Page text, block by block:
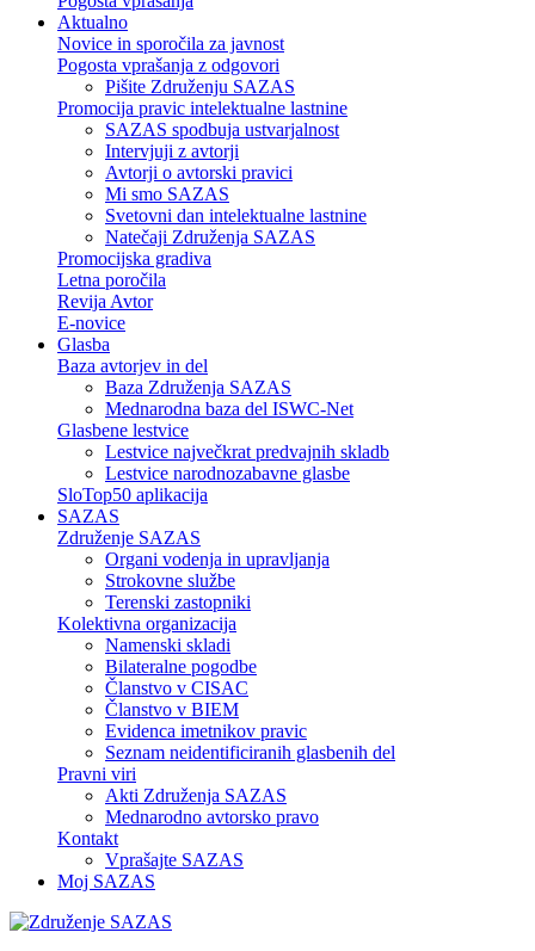
Aktualno
Novice in sporočila za javnost
Pogosta vprašanja z odgovori
Pišite Združenju SAZAS
Promocija pravic intelektualne lastnine
SAZAS spodbuja ustvarjalnost
Intervjuji z avtorji
Avtorji o avtorski pravici
Mi smo SAZAS
Svetovni dan intelektualne lastnine
Natečaji Združenja SAZAS
Promocijska gradiva
Letna poročila
Revija Avtor
E-novice
Glasba
Baza avtorjev in del
Baza Združenja SAZAS
Mednarodna baza del ISWC-Net
Glasbene lestvice
Lestvice največkrat predvajnih skladb
Lestvice narodnozabavne glasbe
SloTop50 aplikacija
SAZAS
Združenje SAZAS
Organi vodenja in upravljanja
Strokovne službe
Terenski zastopniki
Kolektivna organizacija
Namenski skladi
Bilateralne pogodbe
Članstvo v CISAC
Članstvo v BIEM
Evidenca imetnikov pravic
Seznam neidentificiranih glasbenih del
Pravni viri
Akti Združenja SAZAS
Mednarodno avtorsko pravo
Kontakt
Vprašajte SAZAS
Moj SAZAS